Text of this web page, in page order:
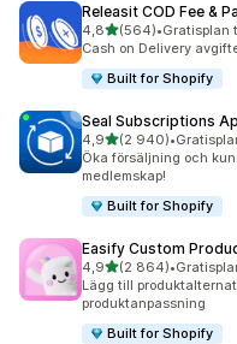
Releasit COD Fee &
4,8av 5 stjärnor
(564)
564 recensioner totalt
•Gratisplan
Cash on Delivery
Built for Shopify
Seal Subscriptions
4,9av 5 stjärnor
(2 940)
2940 recensioner totalt
•
Öka försäljning och
medlemskap!
Built for Shopify
Easify Custom
4,9av 5 stjärnor
(2 864)
2864 recensioner totalt
•
Lägg till
produktanpassning
Built for Shopify